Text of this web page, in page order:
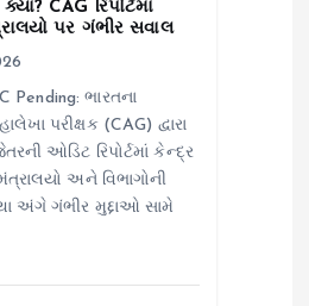
CAG રિપોર્ટમાં
પર ગંભીર સવાલ
Pending: ભારતના
પરીક્ષક (CAG) દ્વારા
ઓડિટ રિપોર્ટમાં કેન્દ્ર
અને વિભાગોની
અંગે ગંભીર મુદ્દાઓ સામે